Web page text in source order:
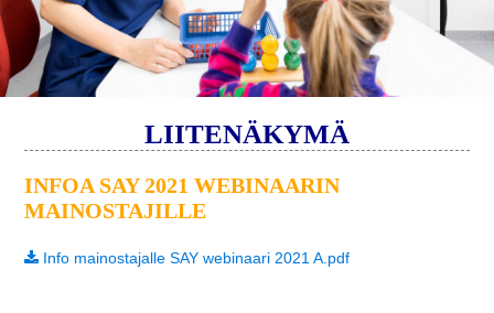
LIITENÄKYMÄ
INFOA SAY 2021 WEBINAARIN
MAINOSTAJILLE
Info mainostajalle SAY webinaari 2021 A.pdf